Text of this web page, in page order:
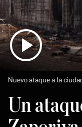
Nuevo ataque a la
Un